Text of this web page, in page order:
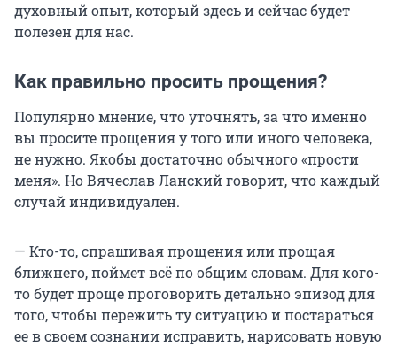
духовный опыт, который здесь и сейчас будет
полезен для нас.
Как правильно просить прощения?
Популярно мнение, что уточнять, за что именно
вы просите прощения у того или иного человека,
не нужно. Якобы достаточно обычного «прости
меня». Но Вячеслав Ланский говорит, что каждый
случай индивидуален.
— Кто-то, спрашивая прощения или прощая
ближнего, поймет всё по общим словам. Для кого-
то будет проще проговорить детально эпизод для
того, чтобы пережить ту ситуацию и постараться
ее в своем сознании исправить, нарисовать новую